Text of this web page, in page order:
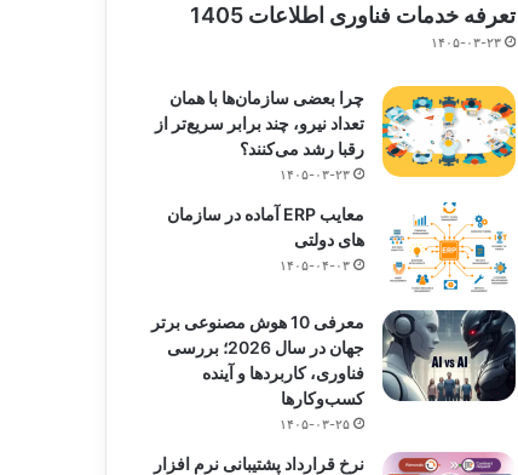
تعرفه خدمات فناوری اطلاعات 1405
۱۴۰۵-۰۳-۲۳
چرا بعضی سازمان‌ها با همان
تعداد نیرو، چند برابر سریع‌تر از
رقبا رشد می‌کنند؟
۱۴۰۵-۰۳-۲۳
معایب ERP آماده در سازمان
های دولتی
۱۴۰۵-۰۴-۰۳
معرفی 10 هوش مصنوعی برتر
جهان در سال 2026؛ بررسی
فناوری، کاربردها و آینده
کسب‌وکارها
۱۴۰۵-۰۳-۲۵
نرخ قرارداد پشتیبانی نرم افزار